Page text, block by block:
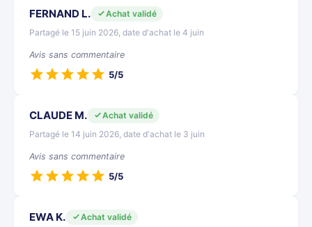
FERNAND L.
Achat validé
Partagé le 15 juin 2026, date d'achat le 4 juin
Avis sans commentaire
5/5
CLAUDE M.
Achat validé
Partagé le 14 juin 2026, date d'achat le 3 juin
Avis sans commentaire
5/5
EWA K.
Achat validé